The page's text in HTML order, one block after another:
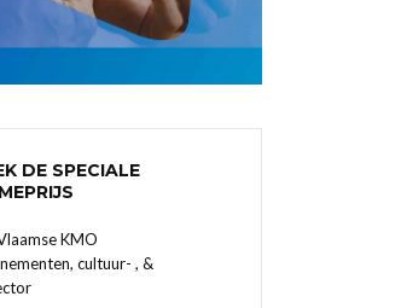
DE SPECIALE
KMO
cultuur- , &